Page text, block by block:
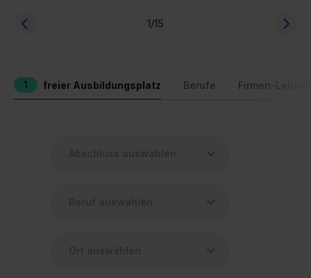
1/15
1 freier Ausbildungsplatz Berufe Firmen-